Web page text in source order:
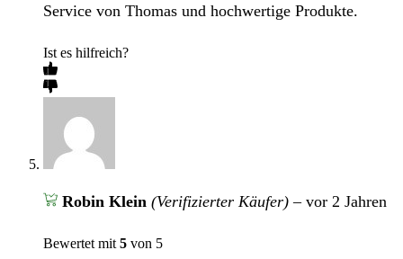
Service von Thomas und hochwertige Produkte.
Ist es hilfreich?
Robin Klein (Verifizierter Käufer) – vor 2 Jahren
Bewertet mit 5 von 5